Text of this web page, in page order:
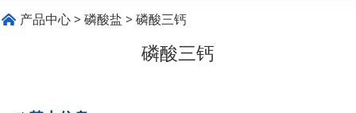
磷酸三钙
产品中心>磷酸盐 >磷酸三钙
磷酸三钙